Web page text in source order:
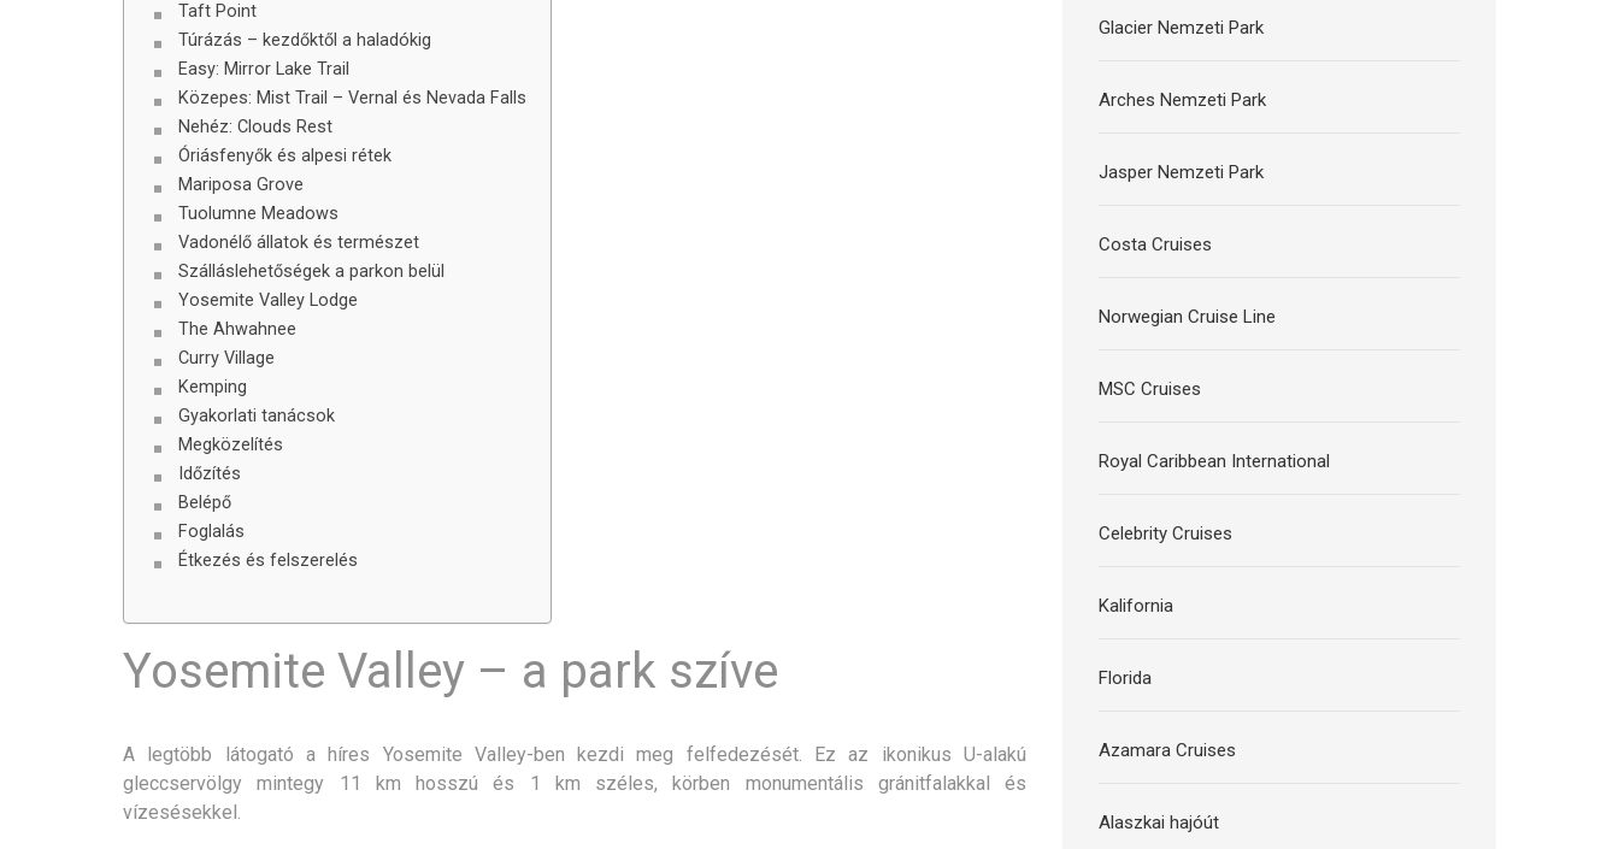
Taft Point
Túrázás – kezdőktől a haladókig
Easy: Mirror Lake Trail
Közepes: Mist Trail – Vernal és Nevada Falls
Nehéz: Clouds Rest
Óriásfenyők és alpesi rétek
Mariposa Grove
Tuolumne Meadows
Vadonélő állatok és természet
Szálláslehetőségek a parkon belül
Yosemite Valley Lodge
The Ahwahnee
Curry Village
Kemping
Gyakorlati tanácsok
Megközelítés
Időzítés
Belépő
Foglalás
Étkezés és felszerelés
Yosemite Valley – a park szíve
A legtöbb látogató a híres Yosemite Valley-ben kezdi meg felfedezését. Ez az ikonikus U-alakú
gleccservölgy mintegy 11 km hosszú és 1 km széles, körben monumentális gránitfalakkal és
vízesésekkel.
Glacier Nemzeti Park
Arches Nemzeti Park
Jasper Nemzeti Park
Costa Cruises
Norwegian Cruise Line
MSC Cruises
Royal Caribbean International
Celebrity Cruises
Kalifornia
Florida
Azamara Cruises
Alaszkai hajóút